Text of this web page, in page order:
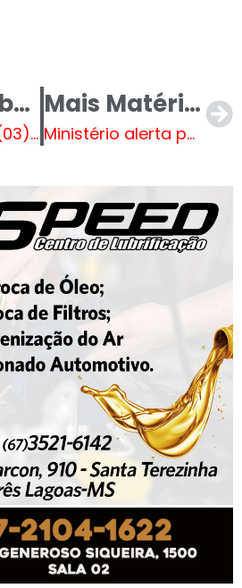
Veja Também
Começa hoje (03) período para novas matrículas nos Serviços de Convivência
Mais Matérias
Ministério alerta para alta de casos de febre amarela em 4 estados